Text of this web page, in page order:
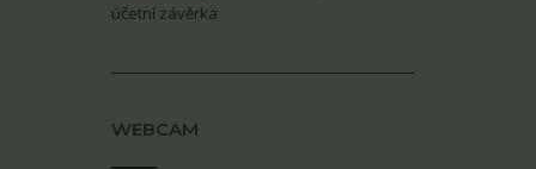
účetní závěrka
WEBCAM